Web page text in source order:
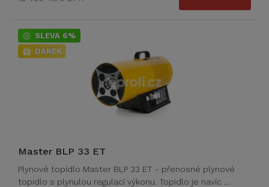
SLEVA 6%
DÁREK
Master BLP 33 ET
Plynové topidlo Master BLP 33 ET - přenosné plynové
topidlo s plynulou regulací výkonu. Topidlo je navíc …